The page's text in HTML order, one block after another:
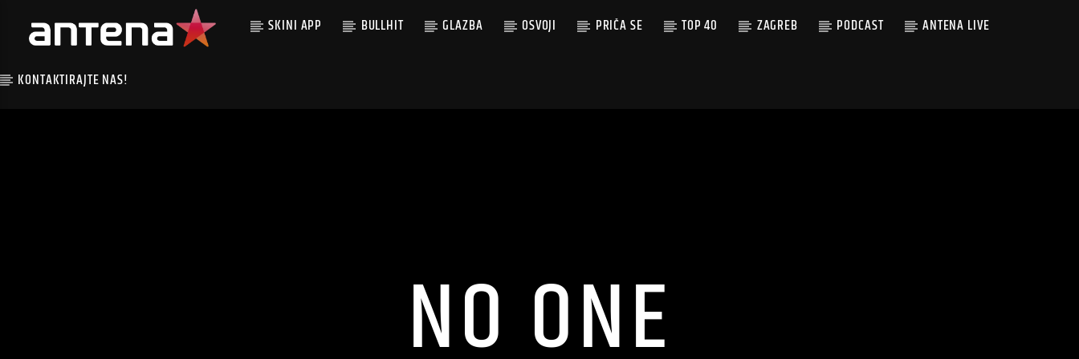
SKINI APP BULLHIT GLAZBA OSVOJI PRIČA SE TOP 40 ZAGREB PODCAST ANTENA LIVE
KONTAKTIRAJTE NAS!
NO ONE